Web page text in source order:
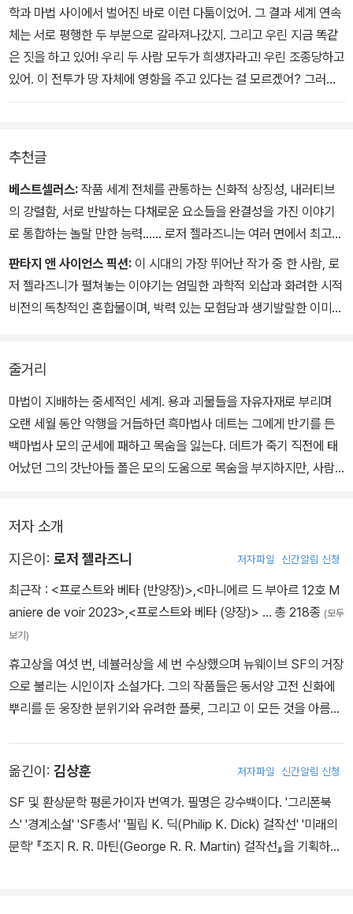
야 한다. 그가 명령을 내리기 시작하자 손목이 욱신거렸고, 홀이 욱신
거렸고, 실들도 욱신거렸다. 마력을 쓸 때는 보통 고양감을 느끼곤 했
다. 그러나 이번만은 그런 고양감이 존재하지 않았다. 환희도 없었다.
다른 사내의 꿈을 파괴하는 역할을 맡고 싶었던 적은 한 번도 없다.
-21장
학과 마법 사이에서 벌어진 바로 이런 다툼이었어. 그 결과 세계 연속
체는 서로 평행한 두 부분으로 갈라져나갔지. 그리고 우린 지금 똑같
은 짓을 하고 있어! 우리 두 사람 모두가 희생자라고! 우린 조종당하고
있어. 이 전투가 땅 자체에 영향을 주고 있다는 걸 모르겠어? 그러니
까 우리는?”
인지 그는 결코 알 수 없을 것이다.
“마크, 이 빌어먹을 자식!” 폴은 뒤를 돌아보려고도 않고 힘겹게 일어
서며 말했다. 돌아보면 무엇이 눈에 들어올지 뻔히 알고 있었기 때문
이다. “난 네 목숨을 구하러 여기로 왔어. 이 미친 짓을 끝내기 위해?”
_21장
추천글
베스트셀러스: 작품 세계 전체를 관통하는 신화적 상징성, 내러티브
의 강렬함, 서로 반발하는 다채로운 요소들을 완결성을 가진 이야기
로 통합하는 놀랄 만한 능력…… 로저 젤라즈니는 여러 면에서 최고의
작가라 할 수 있다.
판타지 앤 사이언스 픽션: 이 시대의 가장 뛰어난 작가 중 한 사람, 로
저 젤라즈니가 펼쳐놓는 이야기는 엄밀한 과학적 외삽과 화려한 시적
비전의 독창적인 혼합물이며, 박력 있는 모험담과 생기발랄한 이미지
줄거리
마법이 지배하는 중세적인 세계. 용과 괴물들을 자유자재로 부리며
오랜 세월 동안 악행을 거듭하던 흑마법사 데트는 그에게 반기를 든
백마법사 모의 군세에 패하고 목숨을 잃는다. 데트가 죽기 직전에 태
어났던 그의 갓난아들 폴은 모의 도움으로 목숨을 부지하지만, 사람
을 버리고 과학기술이 발달한 평행세계의 아이 대니얼 체인(마크 마
락슨)과 바꿔치기 되어 아무것도 모르는 채로 성장한다. 그러나 우주
는데…….
저자 소개
지은이: 로저 젤라즈니 저자파일 신간알림 신청
최근작 : <프로스트와 베타 (반양장)>,<마니에르 드 부아르 12호 M
aniere de voir 2023>,<프로스트와 베타 (양장)> … 총 218종 (모두
보기)
휴고상을 여섯 번, 네뷸러상을 세 번 수상했으며 뉴웨이브 SF의 거장
으로 불리는 시인이자 소설가다. 그의 작품들은 동서양 고전 신화에
뿌리를 둔 웅장한 분위기와 유려한 플롯, 그리고 이 모든 것을 아름답
에는 단편 소설로 첫 고료를 받았다. 대학에서 심리학을 전공했지만
핀리 포스터 시인상을 수상한 이후 영문학으로 진로를 바꿔 상징파
시인들을 연구하는 데 몰두했고 졸업 후에는 사회보장국에 취직한 뒤
본격적인 창작 활동을 시작했다. 1962년 단편 《수난극》을 발표하며
옮긴이: 김상훈 저자파일 신간알림 신청
SF 및 환상문학 평론가이자 번역가. 필명은 강수백이다. '그리폰북
스' '경계소설' 'SF총서' '필립 K. 딕(Philip K. Dick) 걸작선' '미래의
문학' 『조지 R. R. 마틴(George R. R. Martin) 걸작선』을 기획하고